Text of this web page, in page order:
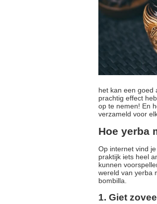
het kan een goed
prachtig effect
op te nemen! En
verzameld voor
Hoe yerba
Op internet vind
praktijk iets heel
kunnen
wereld van yerba
bombilla.
1. Giet